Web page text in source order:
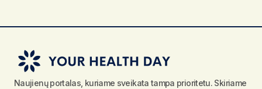
Naujienų portalas, kuriame sveikata tampa prioritetu. Skiriame